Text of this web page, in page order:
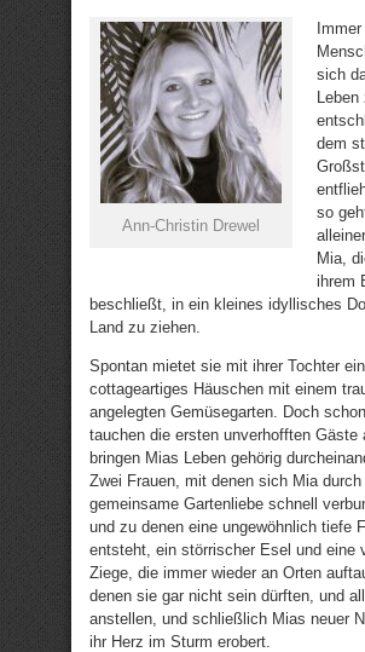
Ann-Christin Drewel
sich
Leben
dem
so
Mia,
ihrem
beschließt, in ein kleines idyllisches
Land zu ziehen.
Spontan mietet sie mit ihrer Tochter
cottageartiges Häuschen mit einem
angelegten Gemüsegarten. Doch
tauchen die ersten unverhofften Gäste
bringen Mias Leben gehörig
Zwei Frauen, mit denen sich Mia durch
gemeinsame Gartenliebe schnell
und zu denen eine ungewöhnlich tiefe
entsteht, ein störrischer Esel und eine
Ziege, die immer wieder an Orten
denen sie gar nicht sein dürften, und
anstellen, und schließlich Mias neuer
ihr Herz im Sturm erobert.